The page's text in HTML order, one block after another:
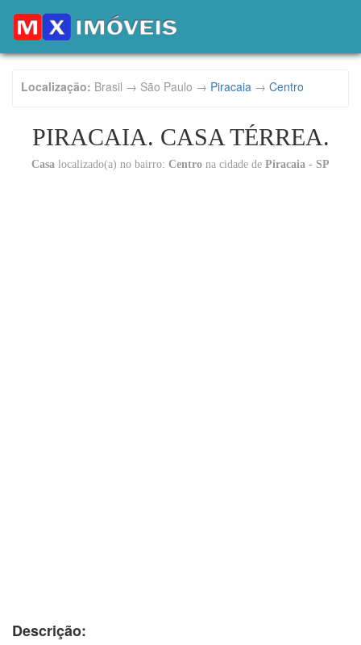
Localização: Brasil → São Paulo → Piracaia → Centro
PIRACAIA. CASA TÉRREA.
Casa localizado(a) no bairro: Centro na cidade de Piracaia - SP
Descrição: